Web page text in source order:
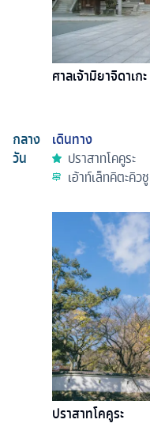
ศาลเจ้ามิยาจิดาเกะ
กลาง
วัน
เดินทาง
ปราสาทโคคูระ
เอ้าท์เล็ทคิตะคิวชู
ปราสาทโคคูระ